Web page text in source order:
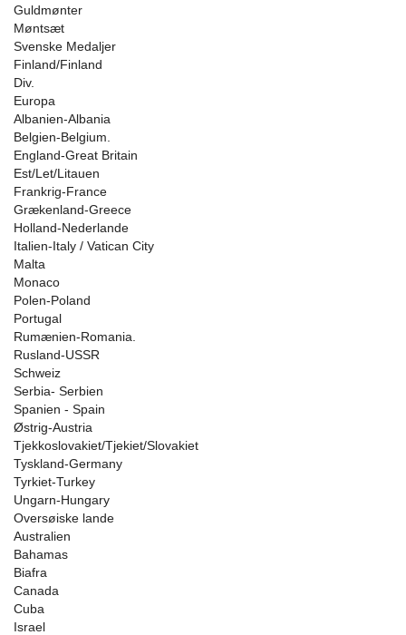
Guldmønter
Møntsæt
Svenske Medaljer
Finland/Finland
Div.
Europa
Albanien-Albania
Belgien-Belgium.
England-Great Britain
Est/Let/Litauen
Frankrig-France
Grækenland-Greece
Holland-Nederlande
Italien-Italy / Vatican City
Malta
Monaco
Polen-Poland
Portugal
Rumænien-Romania.
Rusland-USSR
Schweiz
Serbia- Serbien
Spanien - Spain
Østrig-Austria
Tjekkoslovakiet/Tjekiet/Slovakiet
Tyskland-Germany
Tyrkiet-Turkey
Ungarn-Hungary
Oversøiske lande
Australien
Bahamas
Biafra
Canada
Cuba
Israel